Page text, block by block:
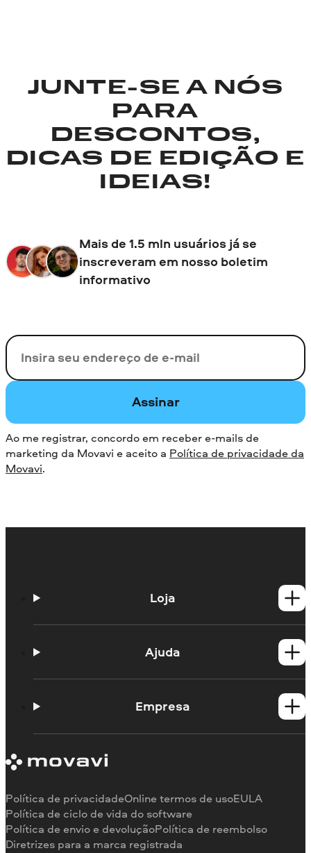
JUNTE-SE A NÓS
PARA
DESCONTOS,
DICAS DE EDIÇÃO E
IDEIAS!
Mais de 1.5 mln usuários já se
inscreveram em nosso boletim
informativo
Seu e-mail
Assinar
Ao me registrar, concordo em receber e-mails de
marketing da Movavi e aceito a Política de privacidade da
Movavi.
Loja
Produtos para Mac Ajuda
Portal de aprendizagem
Limitações da versão de teste
Reembolso
Empresa
Testemunhos
Por que nos escolher
Para o trabalho
Política de privacidadeOnline termos de usoEULA
Política de ciclo de vida do software
Política de envio e devoluçãoPolítica de reembolso
Diretrizes para a marca registrada